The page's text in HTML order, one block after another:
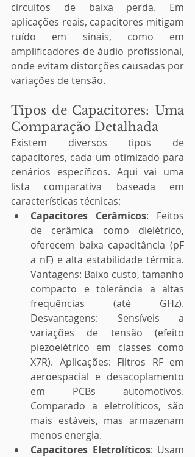
circuitos de baixa perda. Em
aplicações reais, capacitores mitigam
ruído em sinais, como em
amplificadores de áudio profissional,
onde evitam distorções causadas por
variações de tensão.
Tipos de Capacitores: Uma
Comparação Detalhada
Existem diversos tipos de
capacitores, cada um otimizado para
cenários específicos. Aqui vai uma
lista comparativa baseada em
características técnicas:
Capacitores Cerâmicos: Feitos
de cerâmica como dielétrico,
oferecem baixa capacitância (pF
a nF) e alta estabilidade térmica.
Vantagens: Baixo custo, tamanho
compacto e tolerância a altas
frequências (até GHz).
Desvantagens: Sensíveis a
variações de tensão (efeito
piezoelétrico em classes como
X7R). Aplicações: Filtros RF em
aeroespacial e desacoplamento
em PCBs automotivos.
Comparado a eletrolíticos, são
mais estáveis, mas armazenam
menos energia.
Capacitores Eletrolíticos: Usam